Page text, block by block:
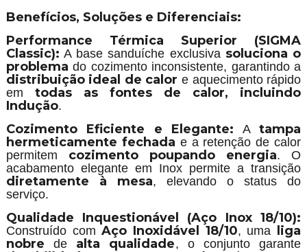
Benefícios, Soluções e Diferenciais:
Performance Térmica Superior (SIGMA
Classic): A base sanduíche exclusiva soluciona o
problema do cozimento inconsistente, garantindo a
distribuição ideal de calor e aquecimento rápido
em todas as fontes de calor, incluindo
Indução.
Cozimento Eficiente e Elegante: Atampa
hermeticamente fechada e a retenção de calor
permitem cozimento poupando energia. O
acabamento elegante em Inox permite a transição
diretamente à mesa, elevando o status do
serviço.
Qualidade Inquestionável (Aço Inox 18/10):
Construído comAço Inoxidável 18/10, uma
liga
nobre de alta qualidade, o conjunto garante